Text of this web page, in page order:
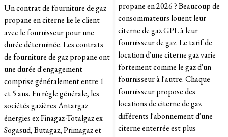
Un contrat de fourniture de gaz
propane en citerne lie le client
avec le fournisseur pour une
durée déterminée. Les contrats
de fourniture de gaz propane ont
une durée d'engagement
comprise généralement entre 1
et 5 ans. En règle générale, les
sociétés gazières Antargaz
énergies ex Finagaz-Totalgaz ex
Sogasud, Butagaz, Primagaz et
propane en 2026 ? Beaucoup de
consommateurs louent leur
citerne de gaz GPL à leur
fournisseur de gaz. Le tarif de
location d'une citerne gaz varie
fortement comme le gaz d'un
fournisseur à l'autre. Chaque
fournisseur propose des
locations de citerne de gaz
différents l'abonnement d'une
citerne enterrée est plus